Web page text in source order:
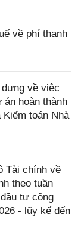
về phí thanh
về việc
hoàn thành
toán Nhà
Tài chính về
theo tuần
tư công
- lũy kế đến